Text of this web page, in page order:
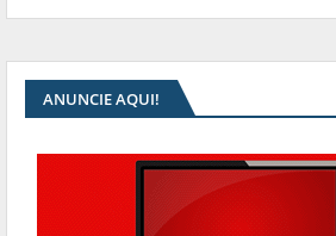
ANUNCIE AQUI!